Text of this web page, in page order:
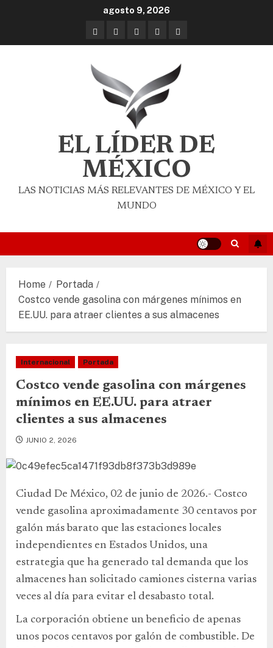
agosto 9, 2026
EL LÍDER DE
MÉXICO
LAS NOTICIAS MÁS RELEVANTES DE MÉXICO Y EL
MUNDO
Home
Portada
Costco vende gasolina con márgenes mínimos en
EE.UU. para atraer clientes a sus almacenes
Internacional Portada
Costco vende gasolina con márgenes
mínimos en EE.UU. para atraer
clientes a sus almacenes
JUNIO 2, 2026
Ciudad De México, 02 de junio de 2026.- Costco
vende gasolina aproximadamente 30 centavos por
galón más barato que las estaciones locales
independientes en Estados Unidos, una
estrategia que ha generado tal demanda que los
almacenes han solicitado camiones cisterna varias
veces al día para evitar el desabasto total.
La corporación obtiene un beneficio de apenas
unos pocos centavos por galón de combustible. De